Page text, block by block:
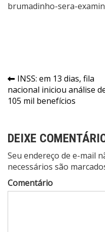
brumadinho-sera-
Navegação
de
INSS: em 13 dias, fila
nacional iniciou análise
105 mil benefícios
DEIXE
Seu endereço de e-mail
necessários são
Comentário